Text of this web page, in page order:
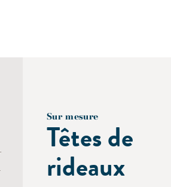
Sur mesure
Têtes de
rideaux